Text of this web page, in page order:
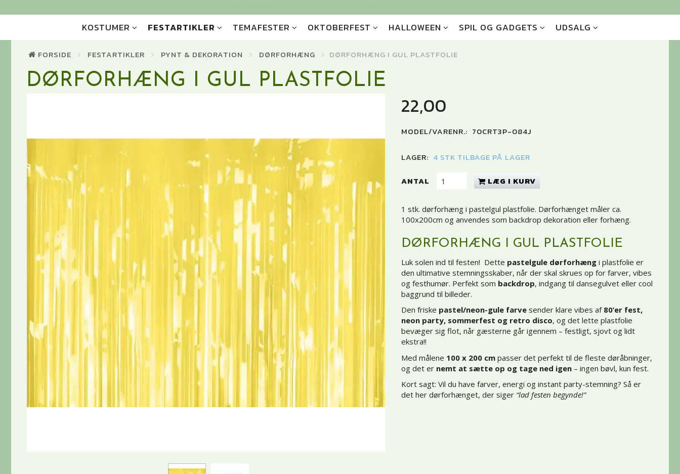
KOSTUMER FESTARTIKLER TEMAFESTER OKTOBERFEST HALLOWEEN SPIL OG GADGETS UDSALG
FORSIDE FESTARTIKLER PYNT & DEKORATION DØRFORHÆNG DØRFORHÆNG I GUL PLASTFOLIE
DØRFORHÆNG I GUL PLASTFOLIE
22,00
MODEL/VARENR.: 70CRT3P-084J
LAGER: 4 STK TILBAGE PÅ LAGER
ANTAL LÆG I KURV
1 stk. dørforhæng i pastelgul plastfolie. Dørforhænget måler ca.
100x200cm og anvendes som backdrop dekoration eller forhæng.
DØRFORHÆNG I GUL PLASTFOLIE
Luk solen ind til festen! Dette pastelgule dørforhængi plastfolie er
den ultimative stemningsskaber, når der skal skrues op for farver, vibes
og festhumør. Perfekt som backdrop, indgang til dansegulvet eller cool
baggrund til billeder.
Den friske pastel/neon-gule farvesender klare vibes af 80’er fest,
neon party, sommerfest og retro disco, og det lette plastfolie
bevæger sig flot, når gæsterne går igennem – festligt, sjovt og lidt
ekstra!!
Med målene 100 x 200 cmpasser det perfekt til de fleste døråbninger,
og det er nemt at sætte op og tage ned igen– ingen bøvl, kun fest.
Kort sagt: Vil du have farver, energi og instant party-stemning? Så er
det her dørforhænget, der siger “lad festen begynde!”